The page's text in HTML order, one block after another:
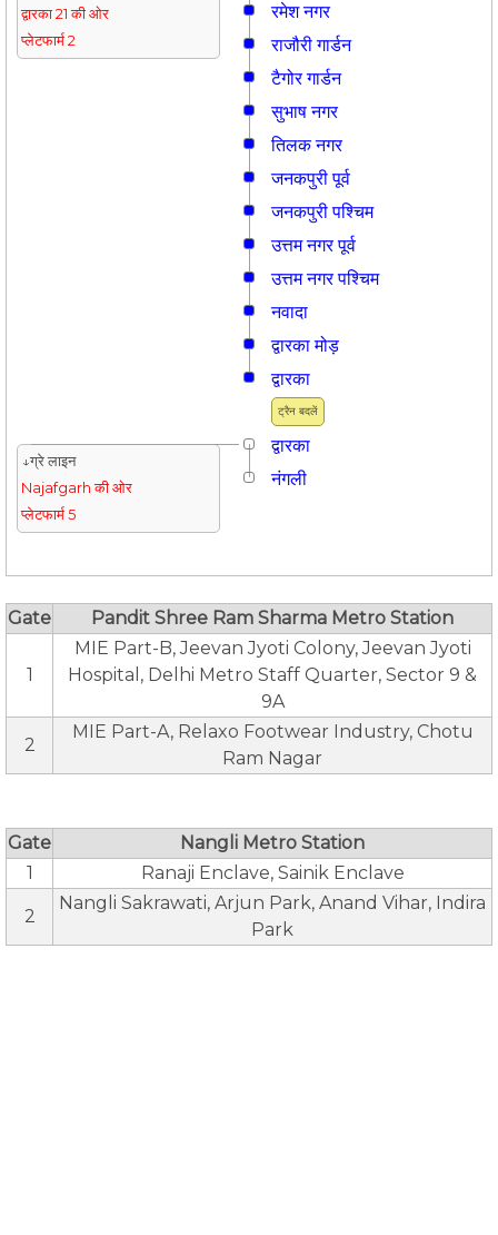
द्वारका 21 की ओर
प्लेटफार्म 2
रमेश नगर
राजौरी गार्डन
टैगोर गार्डन
सुभाष नगर
तिलक नगर
जनकपुरी पूर्व
जनकपुरी पश्चिम
उत्तम नगर पूर्व
उत्तम नगर पश्चिम
नवादा
द्वारका मोड़
ट्रैन बदलें
द्वारका
द्वारका
↓ग्रे लाइन
Najafgarh की ओर
प्लेटफार्म 5
नंगली
Gate Pandit Shree Ram Sharma Metro Station
1
MIE Part-B, Jeevan Jyoti Colony, Jeevan Jyoti
Hospital, Delhi Metro Staff Quarter, Sector 9 &
9A
2
MIE Part-A, Relaxo Footwear Industry, Chotu
Ram Nagar
Gate
Nangli Metro Station
1
Ranaji Enclave, Sainik Enclave
2
Nangli Sakrawati, Arjun Park, Anand Vihar, Indira
Park